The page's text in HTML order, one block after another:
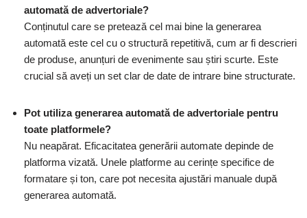
automată de advertoriale?
Conținutul care se pretează cel mai bine la generarea
automată este cel cu o structură repetitivă, cum ar fi descrieri
de produse, anunțuri de evenimente sau știri scurte. Este
crucial să aveți un set clar de date de intrare bine structurate.
Pot utiliza generarea automată de advertoriale pentru
toate platformele?
Nu neapărat. Eficacitatea generării automate depinde de
platforma vizată. Unele platforme au cerințe specifice de
formatare și ton, care pot necesita ajustări manuale după
generarea automată.